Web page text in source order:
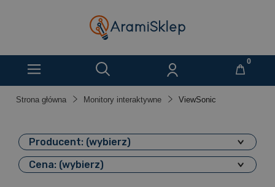
Strona główna Monitory interaktywne ViewSonic
Producent: (wybierz)
Cena: (wybierz)